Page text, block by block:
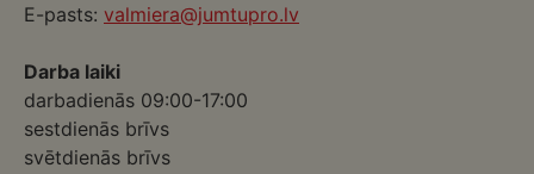
E-pasts: valmiera@jumtupro.lv
Darba laiki
darbadienās 09:00-17:00
sestdienās brīvs
svētdienās brīvs